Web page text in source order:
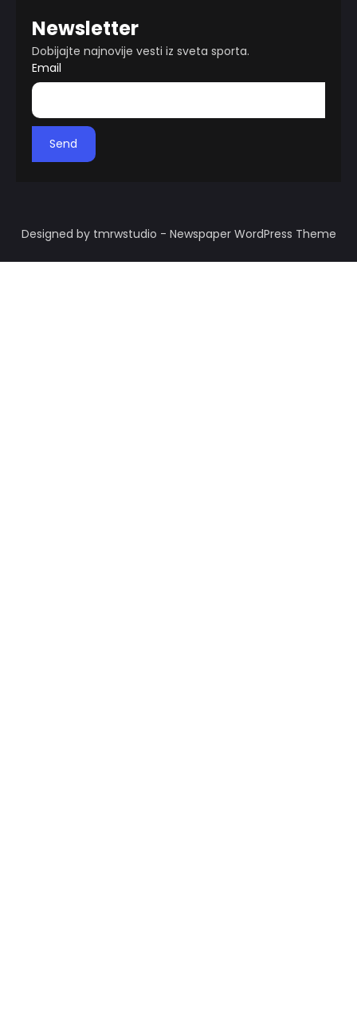
Newsletter
Dobijajte najnovije vesti iz sveta sporta.
Email
Send
Designed by tmrwstudio - Newspaper WordPress Theme